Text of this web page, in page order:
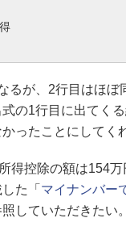
が、2行目はほぼ
の1行目に出てく
ったことにしてく
得控除の額は154
た「 マイナンバー
照していただきたい。